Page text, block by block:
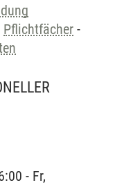
Pflichtfächer -
- Fr,